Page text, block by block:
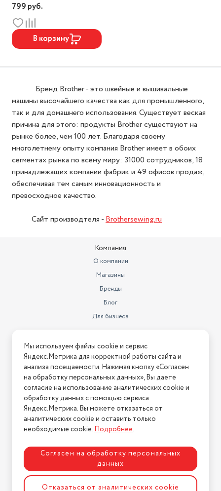
799 руб.
В корзину
Бренд Brother - это швейные и вышивальные
машины высочайшего качества как для промышленного,
так и для домашнего использования. Существует веская
причина для этого: продукты Brother существуют на
рынке более, чем 100 лет. Благодаря своему
многолетнему опыту компания Brother имеет в обоих
сегментах рынка по всему миру: 31000 сотрудников, 18
принадлежащих компании фабрик и 49 офисов продаж,
обеспечивая тем самым инновационность и
превосходное качество.
Сайт производтеля -Brothersewing.ru
Компания
О компании
Магазины
Бренды
Блог
Для бизнеса
Информация
Условия оплаты
Условия доставки
Условия возврата
Нашли ошибку на сайте?Напишите нам
2026 © Интернет-магазин "АстМаркет". У нас есть всё!
Политика конфиденциальности
Мы используем файлы cookie и сервис
Яндекс.Метрика для корректной работы сайта и
анализа посещаемости. Нажимая кнопку «Согласен
на обработку персональных данных», Вы даете
согласие на использование аналитических cookie и
обработку данных с помощью сервиса
Яндекс.Метрика. Вы можете отказаться от
аналитических cookie и оставить только
необходимые cookie.Подробнее.
Согласен на обработку персональных
данных
Отказаться от аналитических cookie